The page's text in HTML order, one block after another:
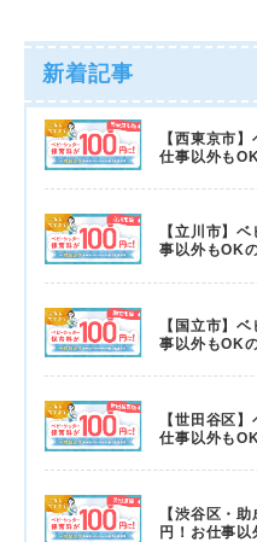
新着記事
【西東京市
仕事以外も
【立川市】
事以外もOK
【国立市】
事以外もOK
【世田谷区
仕事以外も
【渋谷区・
円！お仕事